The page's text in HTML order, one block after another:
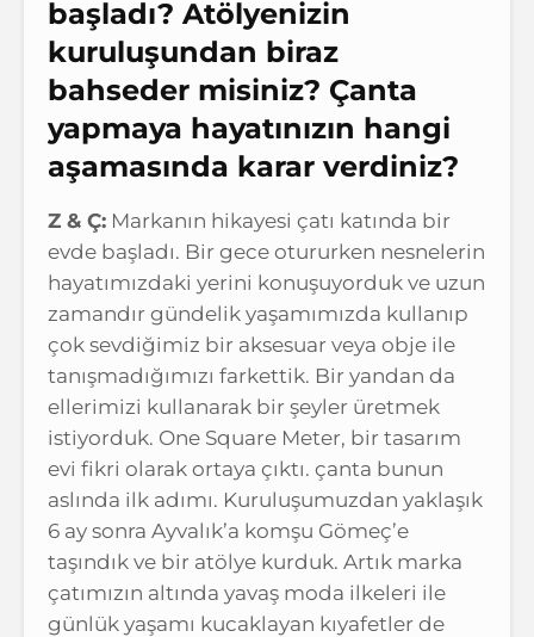
başladı? Atölyenizin
kuruluşundan biraz
bahseder misiniz? Çanta
yapmaya hayatınızın hangi
aşamasında karar verdiniz?
Z & Ç: Markanın hikayesi çatı katında bir
evde başladı. Bir gece otururken nesnelerin
hayatımızdaki yerini konuşuyorduk ve uzun
zamandır gündelik yaşamımızda kullanıp
çok sevdiğimiz bir aksesuar veya obje ile
tanışmadığımızı farkettik. Bir yandan da
ellerimizi kullanarak bir şeyler üretmek
istiyorduk. One Square Meter, bir tasarım
evi fikri olarak ortaya çıktı. çanta bunun
aslında ilk adımı. Kuruluşumuzdan yaklaşık
6 ay sonra Ayvalık’a komşu Gömeç’e
taşındık ve bir atölye kurduk. Artık marka
çatımızın altında yavaş moda ilkeleri ile
günlük yaşamı kucaklayan kıyafetler de